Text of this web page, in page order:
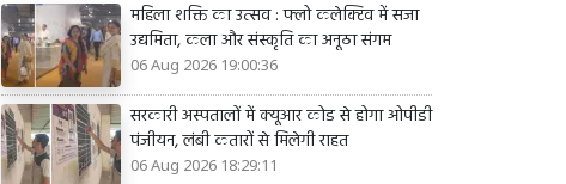
महिला शक्ति का उत्सव : फ्लो कलेक्टिव में सजा
उद्यमिता, कला और संस्कृति का अनूठा संगम
06 Aug 2026 19:00:36
सरकारी अस्पतालों में क्यूआर कोड से होगा ओपीडी
पंजीयन, लंबी कतारों से मिलेगी राहत
06 Aug 2026 18:29:11